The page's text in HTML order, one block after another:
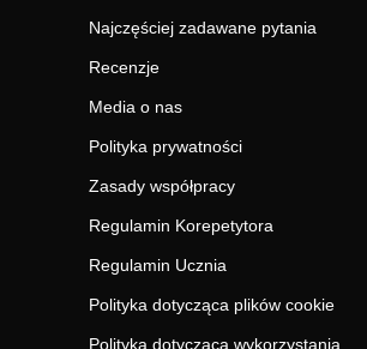
Najczęściej zadawane pytania
Recenzje
Media o nas
Polityka prywatności
Zasady współpracy
Regulamin Korepetytora
Regulamin Ucznia
Polityka dotycząca plików cookie
Polityka dotycząca wykorzystania